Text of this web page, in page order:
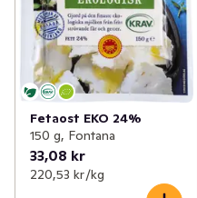
Fetaost EKO 24%
150 g, Fontana
33,08 kr
220,53 kr /kg